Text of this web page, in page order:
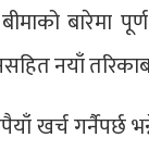
बीमाको
नयाँ
खर्च गर्नैपर्छ